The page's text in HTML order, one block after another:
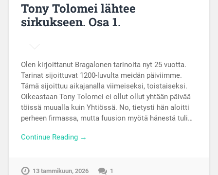
Tony Tolomei lähtee
sirkukseen. Osa 1.
Olen kirjoittanut Bragalonen tarinoita nyt 25 vuotta.
Tarinat sijoittuvat 1200-luvulta meidän päiviimme.
Tämä sijoittuu aikajanalla viimeiseksi, toistaiseksi.
Oikeastaan Tony Tolomei ei ollut ollut yhtään päivää
töissä muualla kuin Yhtiössä. No, tietysti hän aloitti
perheen firmassa, mutta fuusion myötä hänestä tuli…
Continue Reading →
13 tammikuun, 2026 1